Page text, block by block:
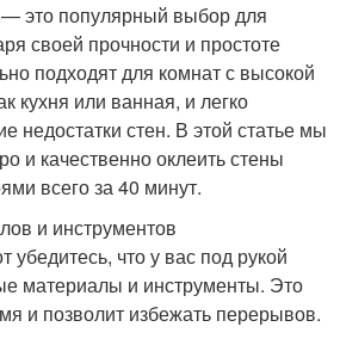
это популярный выбор для
своей прочности и простоте
подходят для комнат с высокой
кухня или ванная, и легко
недостатки стен. В этой статье мы
и качественно оклеить стены
всего за 40 минут.
и инструментов
что у вас под рукой
материалы и инструменты. Это
и позволит избежать перерывов.